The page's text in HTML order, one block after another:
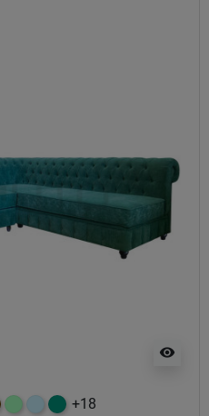
visibility
miętowybłękitny
turkusowy
+18